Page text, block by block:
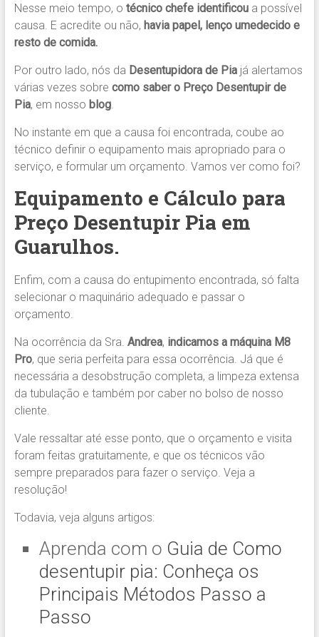
Nesse meio tempo, o técnico chefe identificoua possível
causa. E acredite ou não, havia papel, lenço umedecido e
resto de comida.
Por outro lado, nós da Desentupidora de Piajá alertamos
várias vezes sobre como saber o Preço Desentupir de
Pia, em nosso blog.
No instante em que a causa foi encontrada, coube ao
técnico definir o equipamento mais apropriado para o
serviço, e formular um orçamento. Vamos ver como foi?
Equipamento e Cálculo para
Preço Desentupir Pia em
Guarulhos.
Enfim, com a causa do entupimento encontrada, só falta
selecionar o maquinário adequado e passar o
orçamento.
Na ocorrência da Sra. Andrea, indicamos a máquina M8
Pro, que seria perfeita para essa ocorrência. Já que é
necessária a desobstrução completa, a limpeza extensa
da tubulação e também por caber no bolso de nosso
cliente.
Vale ressaltar até esse ponto, que o orçamento e visita
foram feitas gratuitamente, e que os técnicos vão
sempre preparados para fazer o serviço. Veja a
resolução!
Todavia, veja alguns artigos:
Aprenda com o Guia de Como
desentupir pia: Conheça os
Principais Métodos Passo a
Passo